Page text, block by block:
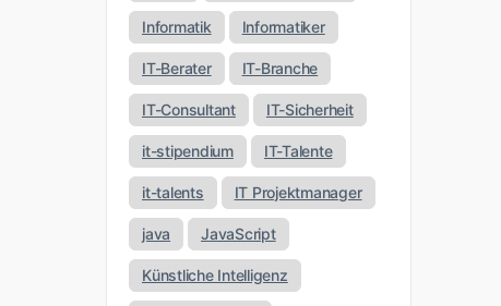
Informatik Informatiker
IT-Berater IT-Branche
IT-Consultant IT-Sicherheit
it-stipendium IT-Talente
it-talents IT Projektmanager
java JavaScript
Künstliche Intelligenz